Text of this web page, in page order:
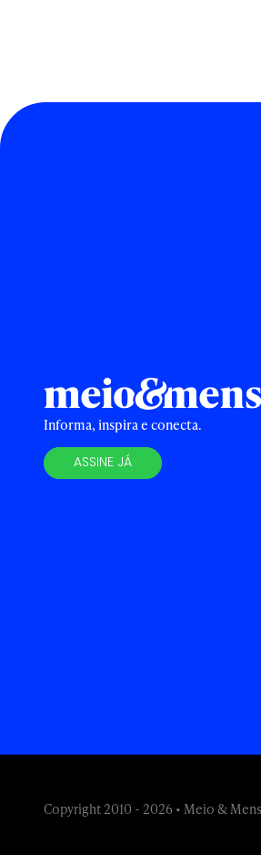
Informa, inspira e conecta.
ASSINE JÁ
Copyright 2010 - 2026 • Meio &